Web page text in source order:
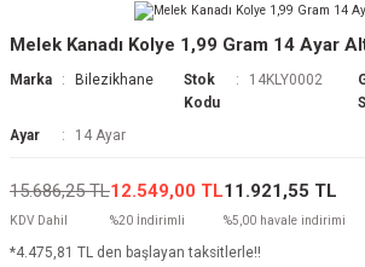
Melek Kanadı Kolye 1,99 Gram 14 Ayar
Marka Bilezikhane
Stok
Kodu
14KLY0002
Ayar 14 Ayar
15.686,25 TL
KDV Dahil
12.549,00 TL
%20 İndirimli
11.921,55 TL
%5,00 havale indirimi
*4.475,81 TL den başlayan taksitlerle!!